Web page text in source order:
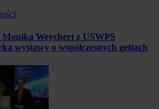
Weychert z USWPS
wystawy o współczesnych gettach